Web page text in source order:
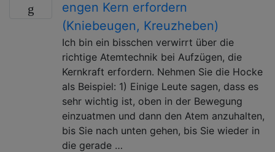
engen Kern erfordern
(Kniebeugen, Kreuzheben)
Ich bin ein bisschen verwirrt über die
richtige Atemtechnik bei Aufzügen, die
Kernkraft erfordern. Nehmen Sie die Hocke
als Beispiel: 1) Einige Leute sagen, dass es
sehr wichtig ist, oben in der Bewegung
einzuatmen und dann den Atem anzuhalten,
bis Sie nach unten gehen, bis Sie wieder in
die gerade …